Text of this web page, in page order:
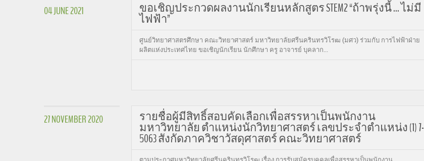
04 JUNE 2021 ขอเชิญประกวดผลงานนักเรียนหลักสูตร STEM2 “ถ้าพรุ่งนี้ ... ไม่มี
ไฟฟ้า”
ศูนย์วิทยาศาสตรศึกษา คณะวิทยาศาสตร์ มหาวิทยาลัยศรีนครินทรวิโรฒ (มศว) ร่วมกับ การไฟฟ้าฝ่าย
ผลิตแห่งประเทศไทย ขอเชิญนักเรียน นักศึกษา ครู อาจารย์ บุคลาก...
27 NOVEMBER 2020 รายชื่อผู้มีสิทธิ์สอบคัดเลือกเพื่อสรรหาเป็นพนักงาน
มหาวิทยาลัย ตำแหน่งนักวิทยาศาสตร์ เลขประจำตำแหน่ง (1) 7-
5063 สังกัดภาควิชาวัสดุศาสตร์ คณะวิทยาศาสตร์